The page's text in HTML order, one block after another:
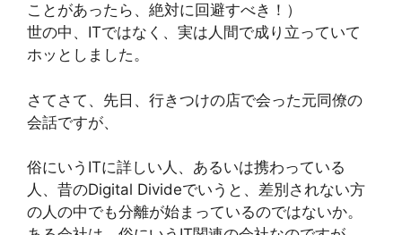
ことがあったら、絶対に回避すべき！）
世の中、ITではなく、実は人間で成り立っていて
ホッとしました。
さてさて、先日、行きつけの店で会った元同僚の
会話ですが、
俗にいうITに詳しい人、あるいは携わっている
人、昔のDigital Divideでいうと、差別されない方
の人の中でも分離が始まっているのではないか。